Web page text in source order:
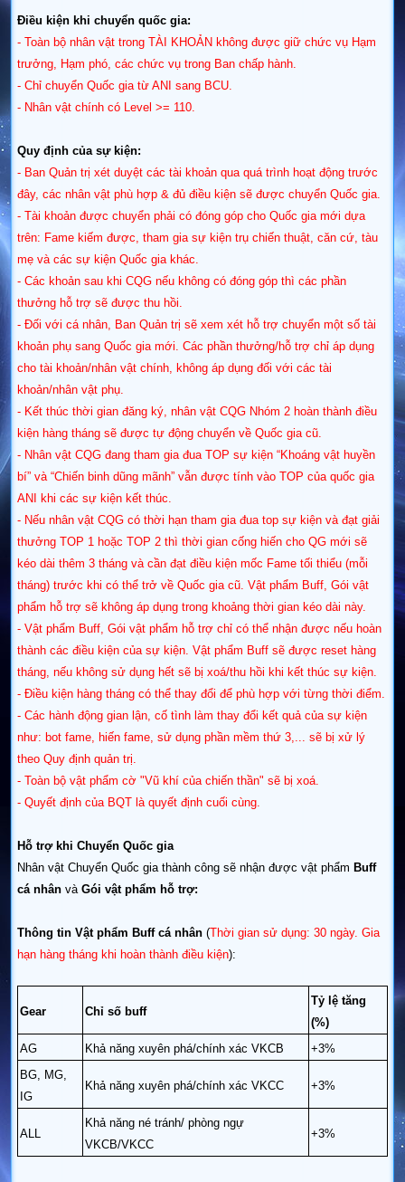
Điều kiện khi chuyển quốc gia:
- Toàn bộ nhân vật trong TÀI KHOẢN không được giữ chức vụ Hạm
trưởng, Hạm phó, các chức vụ trong Ban chấp hành.
- Chỉ chuyển Quốc gia từ ANI sang BCU.
- Nhân vật chính có Level >= 110.
Quy định của sự kiện:
- Ban Quản trị xét duyệt các tài khoản qua quá trình hoạt động trước
đây, các nhân vật phù hợp & đủ điều kiện sẽ được chuyển Quốc gia.
- Tài khoản được chuyển phải có đóng góp cho Quốc gia mới dựa
trên: Fame kiếm được, tham gia sự kiện trụ chiến thuật, căn cứ, tàu
mẹ và các sự kiện Quốc gia khác.
- Các khoản sau khi CQG nếu không có đóng góp thì các phần
thưởng hỗ trợ sẽ được thu hồi.
- Đối với cá nhân, Ban Quản trị sẽ xem xét hỗ trợ chuyển một số tài
khoản phụ sang Quốc gia mới. Các phần thưởng/hỗ trợ chỉ áp dụng
cho tài khoản/nhân vật chính, không áp dụng đối với các tài
khoản/nhân vật phụ.
- Kết thúc thời gian đăng ký, nhân vật CQG Nhóm 2 hoàn thành điều
kiện hàng tháng sẽ được tự động chuyển về Quốc gia cũ.
- Nhân vật CQG đang tham gia đua TOP sự kiện “Khoáng vật huyền
bí” và “Chiến binh dũng mãnh” vẫn được tính vào TOP của quốc gia
ANI khi các sự kiện kết thúc.
- Nếu nhân vật CQG có thời hạn tham gia đua top sự kiện và đạt giải
thưởng TOP 1 hoặc TOP 2 thì thời gian cống hiến cho QG mới sẽ
kéo dài thêm 3 tháng và cần đạt điều kiện mốc Fame tối thiểu (mỗi
tháng) trước khi có thể trở về Quốc gia cũ. Vật phẩm Buff, Gói vật
phẩm hỗ trợ sẽ không áp dụng trong khoảng thời gian kéo dài này.
- Vật phẩm Buff, Gói vật phẩm hỗ trợ chỉ có thể nhận được nếu hoàn
thành các điều kiện của sự kiện. Vật phẩm Buff sẽ được reset hàng
tháng, nếu không sử dụng hết sẽ bị xoá/thu hồi khi kết thúc sự kiện.
- Điều kiện hàng tháng có thể thay đổi để phù hợp với từng thời điểm.
- Các hành động gian lận, cố tình làm thay đổi kết quả của sự kiện
như: bot fame, hiến fame, sử dụng phần mềm thứ 3,... sẽ bị xử lý
theo Quy định quản trị.
- Toàn bộ vật phẩm cờ "Vũ khí của chiến thần" sẽ bị xoá.
- Quyết định của BQT là quyết định cuối cùng.
Hỗ trợ khi Chuyển Quốc gia
Nhân vật Chuyển Quốc gia thành công sẽ nhận được vật phẩm Buff
cá nhânvà Gói vật phẩm hỗ trợ:
Thông tin Vật phẩm Buff cá nhân(Thời gian sử dụng: 30 ngày. Gia
hạn hàng tháng khi hoàn thành điều kiện):
Gear Chỉ số buff
Tỷ lệ tăng
(%)
AG
Khả năng xuyên phá/chính xác VKCB
+3%
BG, MG,
IG
Khả năng xuyên phá/chính xác VKCC +3%
ALL
Khả năng né tránh/ phòng ngự
VKCB/VKCC
+3%